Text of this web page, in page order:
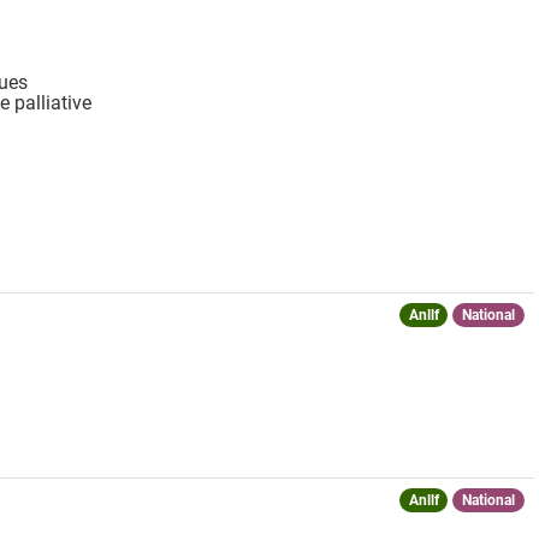
palliative
National
Anllf
National
Anllf